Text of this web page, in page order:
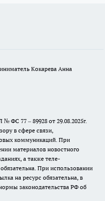
Кокарева Анна
ФС 77 – 89928 от 29.08.2025г.
в сфере связи,
коммуникаций. При
материалов новостного
а также теле-
При использовании
на ресурс обязательна, в
законодательства РФ об